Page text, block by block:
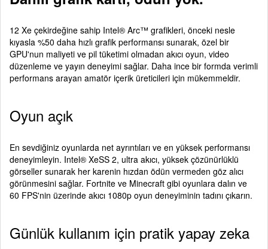
12 Xe çekirdeğine sahip Intel® Arc™ grafikleri, önceki nesle
kıyasla %50 daha hızlı grafik performansı sunarak, özel bir
GPU'nun maliyeti ve pil tüketimi olmadan akıcı oyun, video
düzenleme ve yayın deneyimi sağlar. Daha ince bir formda verimli
performans arayan amatör içerik üreticileri için mükemmeldir.
Oyun açık
En sevdiğiniz oyunlarda net ayrıntıları ve en yüksek performansı
deneyimleyin. Intel® XeSS 2, ultra akıcı, yüksek çözünürlüklü
görseller sunarak her karenin hızdan ödün vermeden göz alıcı
görünmesini sağlar. Fortnite ve Minecraft gibi oyunlara dalın ve
60 FPS'nin üzerinde akıcı 1080p oyun deneyiminin tadını çıkarın.
Günlük kullanım için pratik yapay zeka